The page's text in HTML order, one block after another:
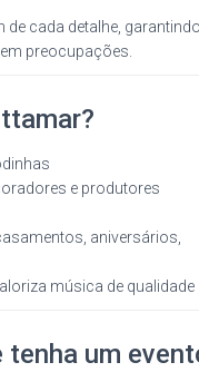
de cada detalhe,
preocupações.
e produtores
aniversários,
música de qualidade
tenha um